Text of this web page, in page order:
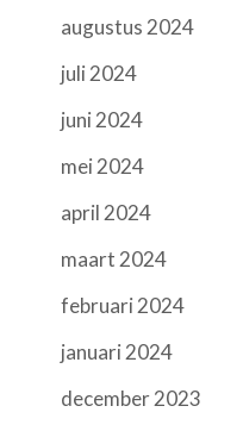
augustus 2024
juli 2024
juni 2024
mei 2024
april 2024
maart 2024
februari 2024
januari 2024
december 2023